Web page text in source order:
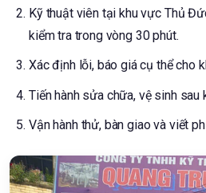
Kỹ thuật viên tại khu vực Thủ
kiểm tra trong vòng 30 phút.
Xác định lỗi, báo giá cụ thể cho
Tiến hành sửa chữa, vệ sinh sau
Vận hành thử, bàn giao và viết